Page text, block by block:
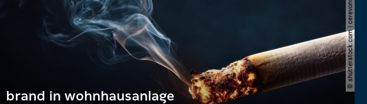
© shutterstock.com | cerevonstudio
brand in wohnhausanlage